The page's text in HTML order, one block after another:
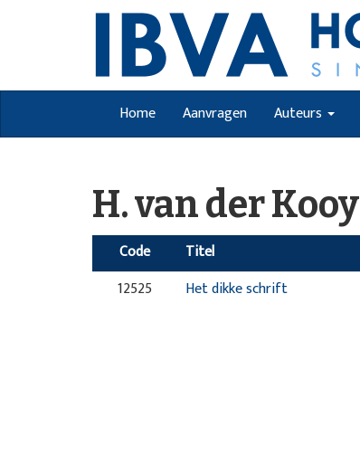
Home Aanvragen Auteurs
H. van der Kooy
Code Titel
12525
Het dikke schrift